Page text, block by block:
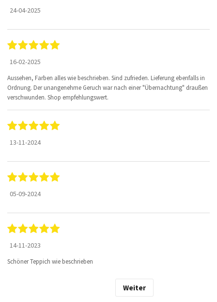
24-04-2025
16-02-2025
Aussehen, Farben alles wie beschrieben. Sind zufrieden. Lieferung ebenfalls in
Ordnung. Der unangenehme Geruch war nach einer "Übernachtung" draußen
verschwunden. Shop empfehlungswert.
13-11-2024
05-09-2024
14-11-2023
Schöner Teppich wie beschrieben
Weiter